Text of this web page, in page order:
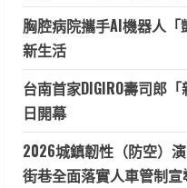
胸腔病院攜手AI機器人「
新生活
台南首家DIGIRO壽司郎
日開幕
2026城鎮韌性（防空）
街巷全面落實人車管制